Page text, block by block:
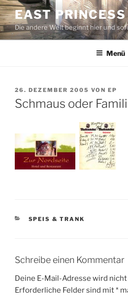
Zum
Inhalt
springen
EAST PRINCESS
Die andere Welt beginnt hier und
Menü
VERÖFFENTLICHT
AM
26. DEZEMBER 2005 VON EP
Schmaus oder
KATEGORIEN
SPEIS & TRANK
Schreibe einen Kommentar
Deine E-Mail-Adresse wird
Erforderliche Felder sind mit*